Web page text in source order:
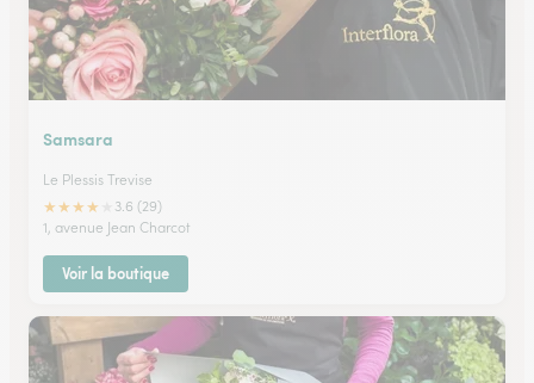
Samsara
Le Plessis Trevise
★★★★
3.6 (29)
1, avenue Jean Charcot
Voir la boutique